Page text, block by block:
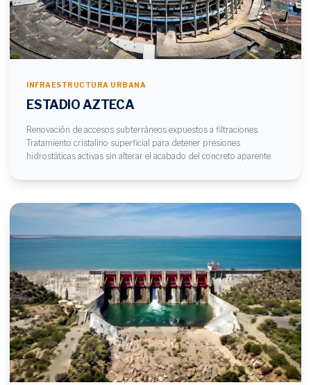
INFRAESTRUCTURA URBANA
ESTADIO AZTECA
Renovación de accesos subterráneos expuestos a filtraciones.
Tratamiento cristalino superficial para detener presiones
hidrostáticas activas sin alterar el acabado del concreto aparente.